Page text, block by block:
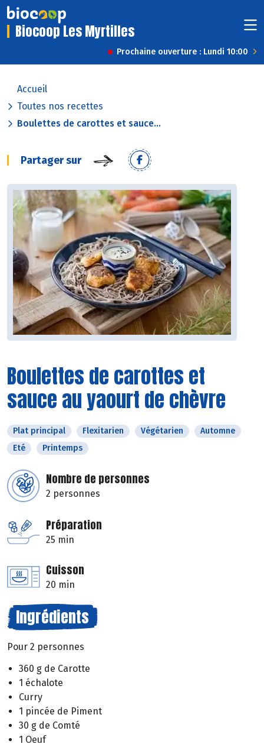
Biocoop Les Myrtilles
Prochaine ouverture : Lundi 10:00
Accueil
Toutes nos recettes
Boulettes de carottes et sauce...
Partager sur
Boulettes de carottes et
sauce au yaourt de chèvre
Plat principal Flexitarien Végétarien
Automne
Eté
Printemps
Nombre de personnes
2 personnes
Préparation
25 min
Cuisson
20 min
Ingrédients
Pour 2 personnes
360 g de Carotte
1 échalote
Curry
1 pincée de Piment
30 g de Comté
1 Oeuf